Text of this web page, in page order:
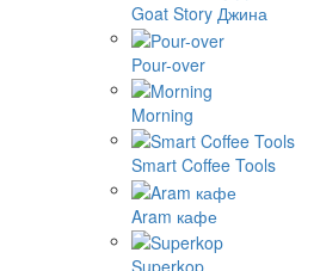
Goat Story Джина
Pour-over
Morning
Smart Coffee Tools
Aram кафе
Superkop